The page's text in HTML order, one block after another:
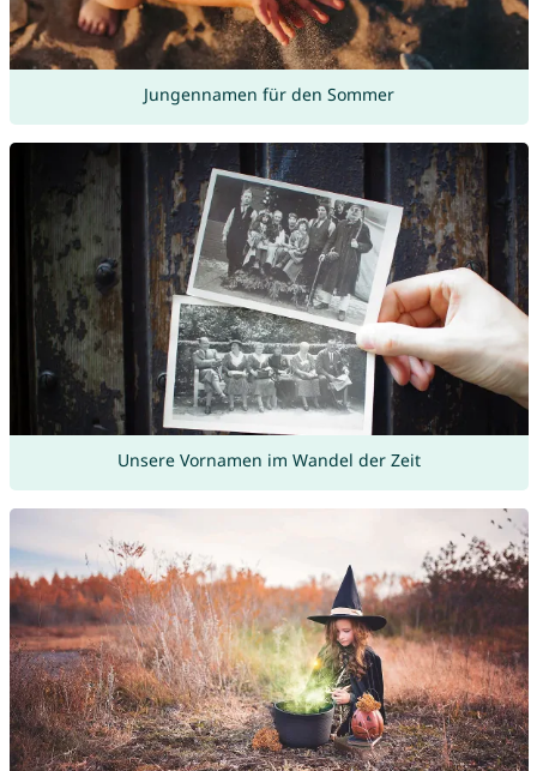
Jungennamen für den Sommer
Unsere Vornamen im Wandel der Zeit